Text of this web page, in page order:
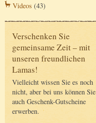
Videos (43)
Verschenken Sie
gemeinsame Zeit – mit
unseren freundlichen
Lamas!
Vielleicht wissen Sie es noch
nicht, aber bei uns können Sie
auch Geschenk-Gutscheine
erwerben.